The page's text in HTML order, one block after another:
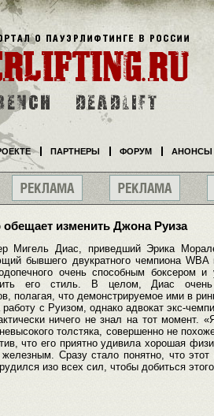
изменить Джона Руиза
Мигель Диас, приведший Эрика
бывшего двукратного чемпиона
очень способным боксером
его стиль. В целом, Диас
полагая, что демонстрируемое ими в
с Руизом, однако адвокат экс-
ничего не знал на тот момент.
толстяка, совершенно не
что его приятно удивила хорошая
железным. Сразу стало понятно, что
изо всех сил, чтобы добиться
ПАРТНЕРЫ ФОРУМ АНОНСЫ